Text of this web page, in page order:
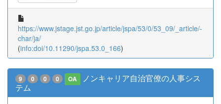
https://www.jstage.jst.go.jp/article/jspa/53/0/53_09/_article/-
char/ja/
(info:doi/10.11290/jspa.53.0_166)
9 0 0 0 OA
ノンキャリア自治官僚の人事シス
テム